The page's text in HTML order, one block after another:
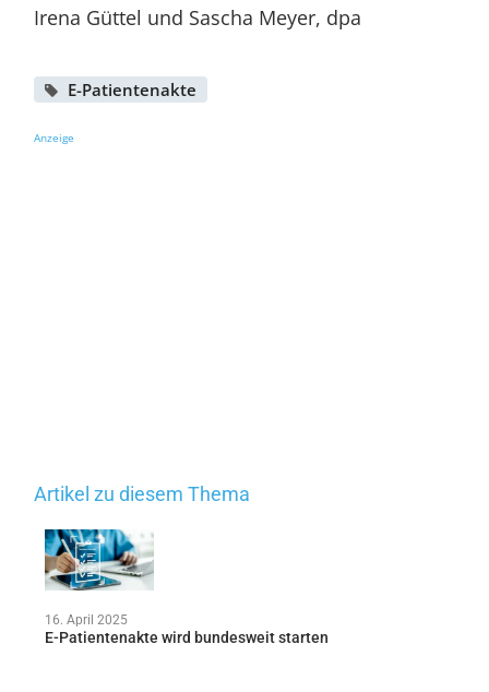
Irena Güttel und Sascha Meyer, dpa
E-Patientenakte
Anzeige
Artikel zu diesem Thema
16. April 2025
E-Patientenakte wird bundesweit starten